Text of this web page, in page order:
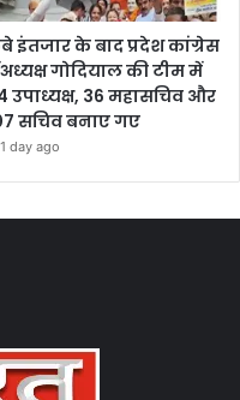
इंतजार के बाद प्रदेश कांग्रेस
गोदियाल की टीम में
उपाध्यक्ष, 36 महासचिव और
सचिव बनाए गए
1 day ago